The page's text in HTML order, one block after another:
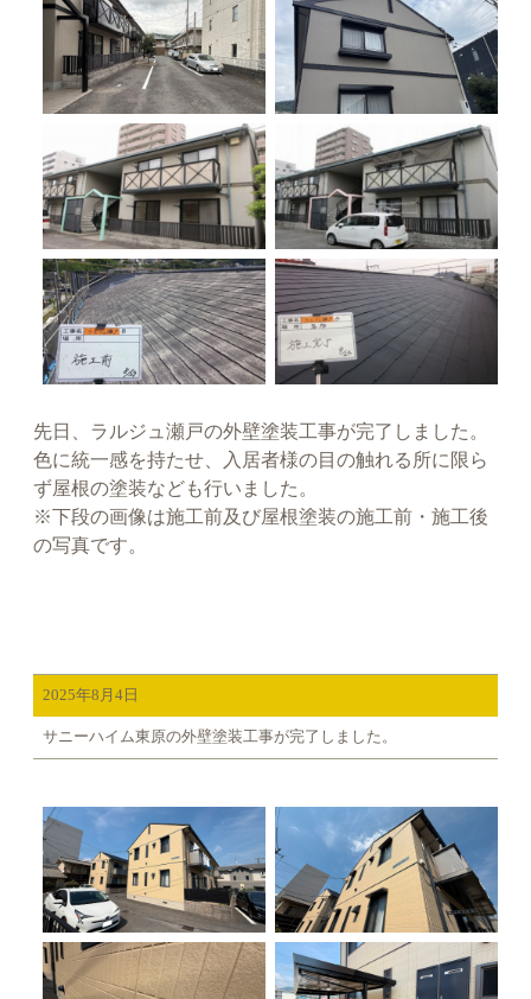
先日、ラルジュ瀬戸の外壁塗装工事が完了しました。
色に統一感を持たせ、入居者様の目の触れる所に限ら
ず屋根の塗装なども行いました。
※下段の画像は施工前及び屋根塗装の施工前・施工後
の写真です。
2025年8月4日
サニーハイム東原の外壁塗装工事が完了しました。